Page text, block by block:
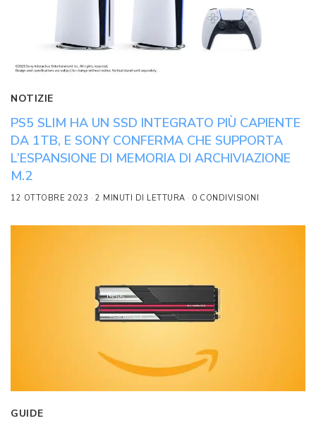
NOTIZIE
PS5 SLIM HA UN SSD INTEGRATO PIÙ CAPIENTE
DA 1TB, E SONY CONFERMA CHE SUPPORTA
L’ESPANSIONE DI MEMORIA DI ARCHIVIAZIONE
M.2
12 OTTOBRE 2023 2 MINUTI DI LETTURA 0 CONDIVISIONI
GUIDE